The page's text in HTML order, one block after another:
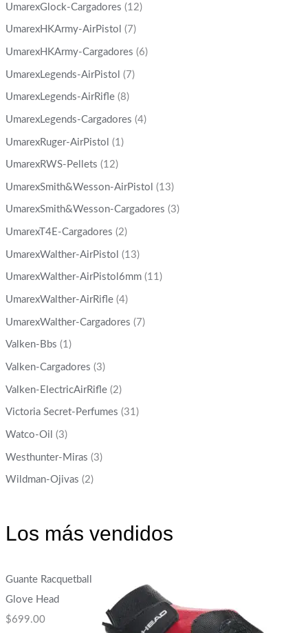
UmarexGlock-Cargadores (12)
UmarexHKArmy-AirPistol (7)
UmarexHKArmy-Cargadores (6)
UmarexLegends-AirPistol (7)
UmarexLegends-AirRifle (8)
UmarexLegends-Cargadores (4)
UmarexRuger-AirPistol (1)
UmarexRWS-Pellets (12)
UmarexSmith&Wesson-AirPistol (13)
UmarexSmith&Wesson-Cargadores (3)
UmarexT4E-Cargadores (2)
UmarexWalther-AirPistol (13)
UmarexWalther-AirPistol6mm (11)
UmarexWalther-AirRifle (4)
UmarexWalther-Cargadores (7)
Valken-Bbs (1)
Valken-Cargadores (3)
Valken-ElectricAirRifle (2)
Victoria Secret-Perfumes (31)
Watco-Oil (3)
Westhunter-Miras (3)
Wildman-Ojivas (2)
Los más vendidos
Guante Racquetball
Glove Head
$699.00